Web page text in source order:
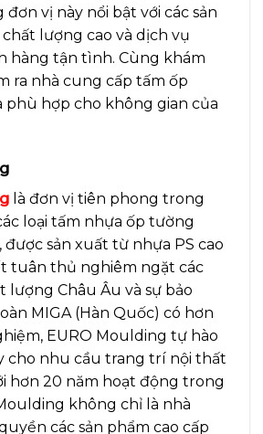
đơn vị này nổi bật với các sản
lượng cao và dịch vụ
hàng tận tình. Cùng khám
ra nhà cung cấp tấm ốp
hợp cho không gian của
là đơn vị tiên phong trong
loại tấm nhựa ốp tường
sản xuất từ nhựa PS cao
tuân thủ nghiêm ngặt các
lượng Châu Âu và sự bảo
MIGA (Hàn Quốc) có hơn
EURO Moulding tự hào
cho nhu cầu trang trí nội thất
hơn 20 năm hoạt động trong
không chỉ là nhà
các sản phẩm cao cấp